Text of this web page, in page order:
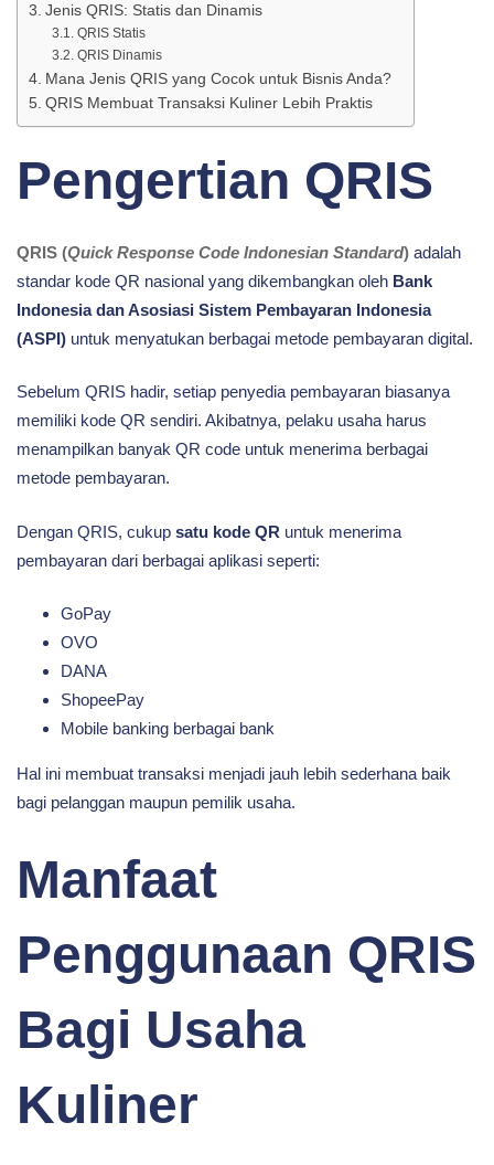
Jenis QRIS: Statis dan Dinamis
QRIS Statis
QRIS Dinamis
Mana Jenis QRIS yang Cocok untuk Bisnis Anda?
QRIS Membuat Transaksi Kuliner Lebih Praktis
Pengertian QRIS
QRIS (Quick Response Code Indonesian Standard) adalah
standar kode QR nasional yang dikembangkan oleh Bank
Indonesia dan Asosiasi Sistem Pembayaran Indonesia
(ASPI) untuk menyatukan berbagai metode pembayaran digital.
Sebelum QRIS hadir, setiap penyedia pembayaran biasanya
memiliki kode QR sendiri. Akibatnya, pelaku usaha harus
menampilkan banyak QR code untuk menerima berbagai
metode pembayaran.
Dengan QRIS, cukup satu kode QR untuk menerima
pembayaran dari berbagai aplikasi seperti:
GoPay
OVO
DANA
ShopeePay
Mobile banking berbagai bank
Hal ini membuat transaksi menjadi jauh lebih sederhana baik
bagi pelanggan maupun pemilik usaha.
Manfaat
Penggunaan QRIS
Bagi Usaha
Kuliner